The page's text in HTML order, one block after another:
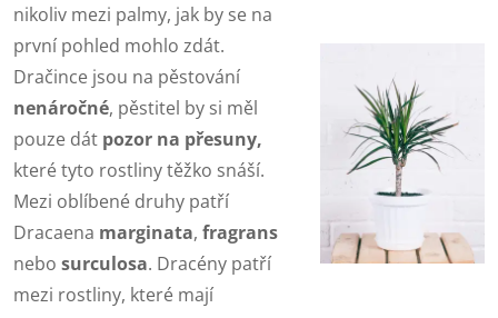
nikoliv mezi palmy, jak by se na
první pohled mohlo zdát.
Dračince jsou na pěstování
nenáročné, pěstitel by si měl
pouze dát pozor na přesuny,
které tyto rostliny těžko snáší.
Mezi oblíbené druhy patří
Dracaena marginata, fragrans
nebo surculosa. Dracény patří
mezi rostliny, které mají